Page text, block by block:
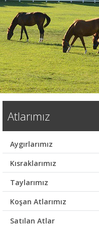
Atlarımız
Aygırlarımız
Kısraklarımız
Taylarımız
Koşan Atlarımız
Satılan Atlar